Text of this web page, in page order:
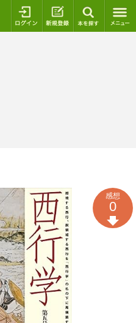
ログイン 新規登録
感想
0